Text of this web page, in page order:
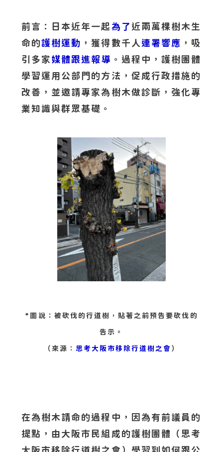
前言：日本近年一起為了近兩萬棵樹木生
命的護樹運動 ，獲得數千人連署響應 ，吸
引多家媒體跟進報導 。過程中，護樹團體
學習運用公部門的方法，促成行政措施的
改善，並邀請專家為樹木做診斷，強化專
業知識與群眾基礎。
*圖說：被砍伐的行道樹，貼著之前預告要砍伐的
告示。
（來源： 思考大阪市移除行道樹之會）
在為樹木請命的過程中，因為有前議員的
提點，由大阪市民組成的護樹團體（思考